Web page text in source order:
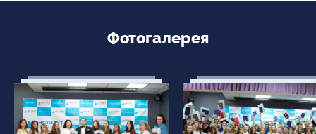
Фотогалерея